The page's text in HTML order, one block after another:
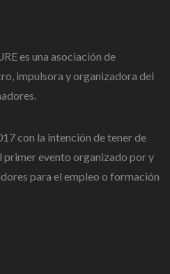
es una asociación de
impulsora y organizadora del
con la intención de tener de
primer evento organizado por y
para el empleo o formación